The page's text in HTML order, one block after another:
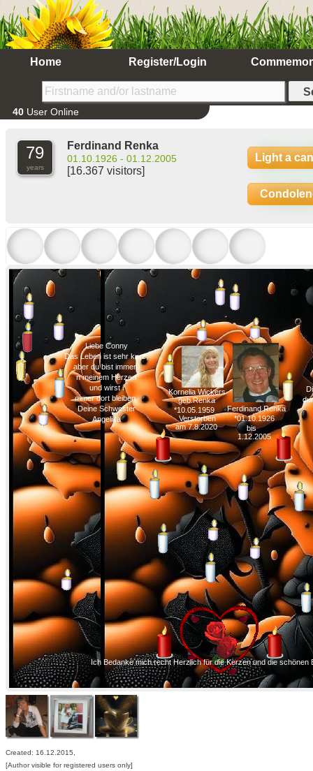
Home Register/Login
40 User Online
79
years
Ferdinand Renka
01.10.1926 - 01.12.2005
[16.367 visitors]
Light a
*01.10.1926
bis
1.12.2005
Ferdinand Renka
Ich Bedanke mich recht Herzlich für die Kerzen und die schönen
Kornelia Wickers
geb.Renka
*10.05.1959
Verstorben
am 7.8.2020
Liebe Conny
Das Leben ist sehr kurz,
aber du bist immer i
n meinem Herzen
und wirst i
mmer dort bleiben.
Deine Schwester
Angelika
Created: 16.12.2015,
[Author visible for registered users only]